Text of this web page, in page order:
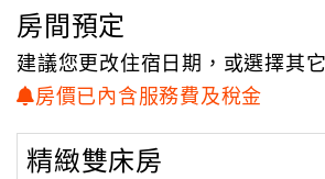
理
會
戶
讓旅客能夠同步接收國際最新趨勢動脈。
房間預定
建議您更改住宿日期，或選擇其
房價已內含服務費及稅金
精緻雙床房